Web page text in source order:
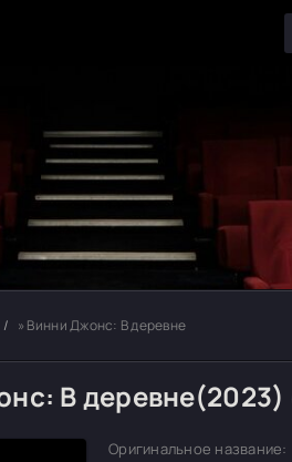
» Винни Джонс: В деревне
В деревне(2023)
Оригинальное название: